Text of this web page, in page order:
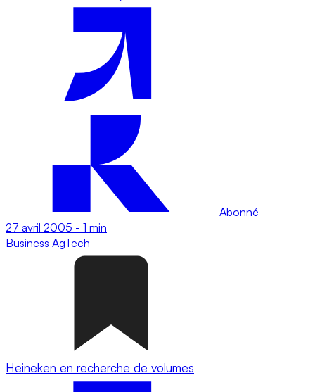
Abonné
27 avril 2005 - 1 min
Business AgTech
Heineken en recherche de volumes